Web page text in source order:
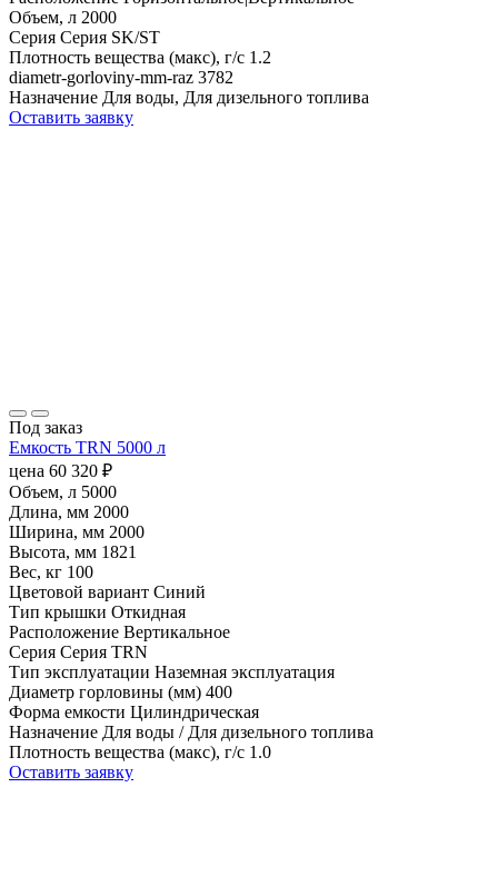
Объем, л 2000
Серия Серия SK/ST
Плотность вещества (макс), г/с 1.2
diametr-gorloviny-mm-raz 3782
Назначение Для воды, Для дизельного топлива
Оставить заявку
Под заказ
Емкость TRN 5000 л
цена 60 320 ₽
Объем, л 5000
Длина, мм 2000
Ширина, мм 2000
Высота, мм 1821
Вес, кг 100
Цветовой вариант Синий
Тип крышки Откидная
Расположение Вертикальное
Серия Серия TRN
Тип эксплуатации Наземная эксплуатация
Диаметр горловины (мм) 400
Форма емкости Цилиндрическая
Назначение Для воды / Для дизельного топлива
Плотность вещества (макс), г/с 1.0
Оставить заявку